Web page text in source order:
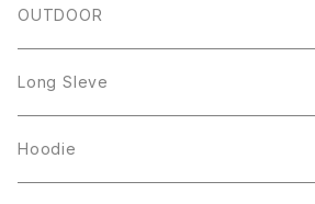
IZUTAMA
NY PANTS
Raglan Tee
Mesh Tanktop
Sweat
OUTDOOR
Long Sleve
Square Logo
Hoodie